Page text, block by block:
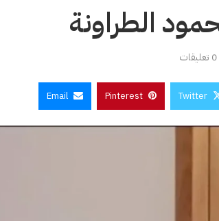
الطراونة
0 تعليقات
Twitter
Pinterest
Email